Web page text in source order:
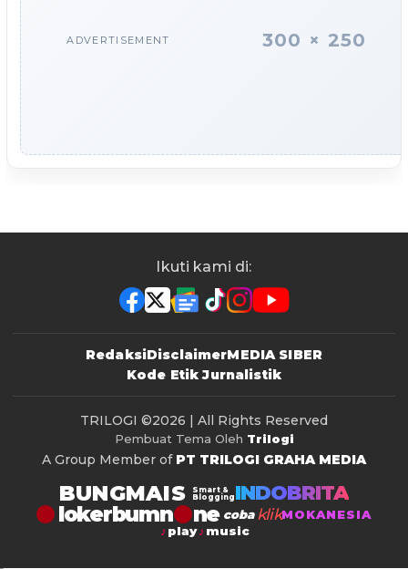
ADVERTISEMENT 300 × 250
Ikuti kami di:
RedaksiDisclaimerMEDIA SIBER
Kode Etik Jurnalistik
TRILOGI ©2026 | All Rights Reserved
Pembuat Tema Oleh Trilogi
A Group Member of PT TRILOGI GRAHA MEDIA
BUNGMAIS
Smart &
Blogging INDOBRITA
lokerbumn coba klikMOKANESIA
play
music